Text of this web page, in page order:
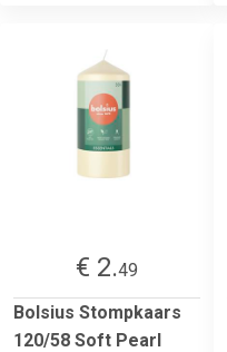
€ 2.49
Bolsius Stompkaars
120/58 Soft Pearl